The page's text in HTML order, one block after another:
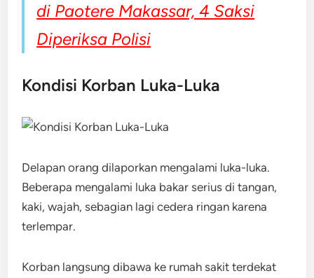
di Paotere Makassar, 4 Saksi
Diperiksa Polisi
Kondisi Korban Luka-Luka
Delapan orang dilaporkan mengalami luka-luka.
Beberapa mengalami luka bakar serius di tangan,
kaki, wajah, sebagian lagi cedera ringan karena
terlempar.
Korban langsung dibawa ke rumah sakit terdekat